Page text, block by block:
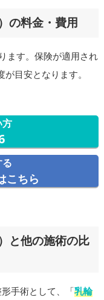
の料金・費用
ます。保険が適用され
目安となります。
方
こちら
と他の施術の比
手術として、「乳輪